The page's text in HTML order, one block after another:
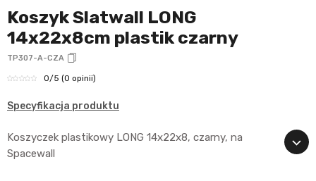
Koszyk Slatwall LONG
14x22x8cm plastik czarny
TP307-A-CZA
0/5 (0 opinii)
Specyfikacja produktu
Koszyczek plastikowy LONG 14x22x8, czarny, na
Spacewall